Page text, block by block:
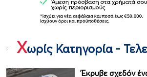
Χωρίς Κατηγορία -
Έκρυβε σχεδόν